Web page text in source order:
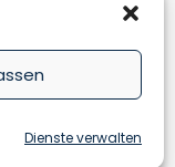
Dienste verwalten